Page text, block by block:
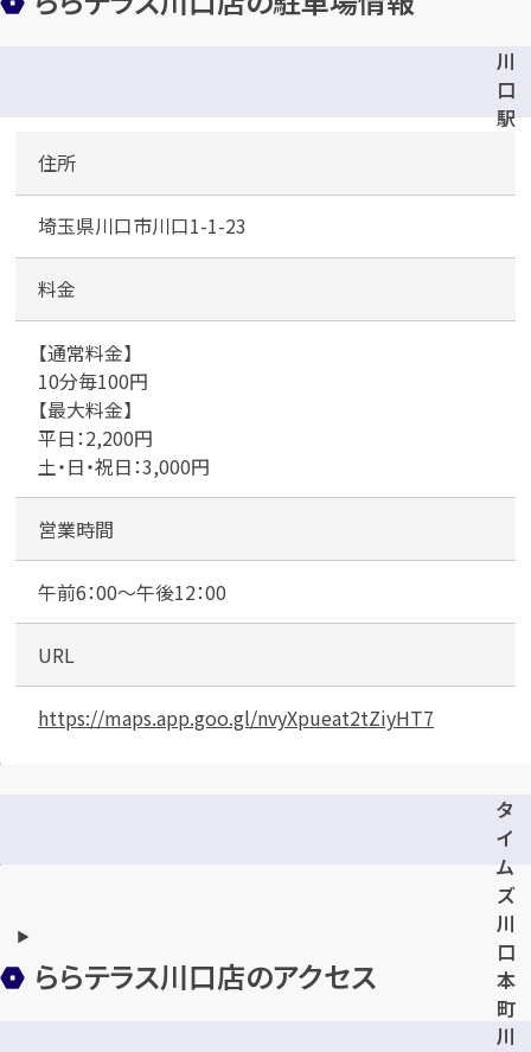
川
口
駅
地
公
駐
住所
埼玉県川口市川口1-1-23
料金
【通常料金】
10分毎100円
【最大料金】
平日：2,200円
土・日・祝日：3,000円
営業時間
午前6：00～午後12：00
URL
https://maps.app.goo.gl/nvyXpueat2tZiyHT7
タ
イ
ム
ズ
川
口
本
町
第
ららテラス川口店のアクセス
川